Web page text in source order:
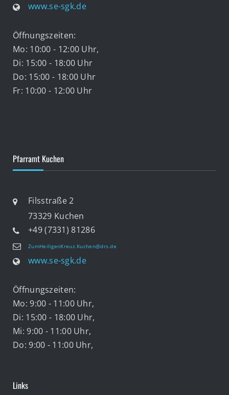
www.se-sgk.de
Öffnungszeiten:
Mo: 10:00 - 12:00 Uhr,
Di: 15:00 - 18:00 Uhr
Do: 15:00 - 18:00 Uhr
Fr: 10:00 - 12:00 Uhr
Pfarramt Kuchen
Filsstraße 2
73329 Kuchen
+49 (7331) 81286
ZumHeiligenKreuz.Kuchen@drs.de
www.se-sgk.de
Öffnungszeiten:
Mo: 9:00 - 11:00 Uhr,
Di: 15:00 - 18:00 Uhr,
Mi: 9:00 - 11:00 Uhr,
Do: 9:00 - 11:00 Uhr,
Links